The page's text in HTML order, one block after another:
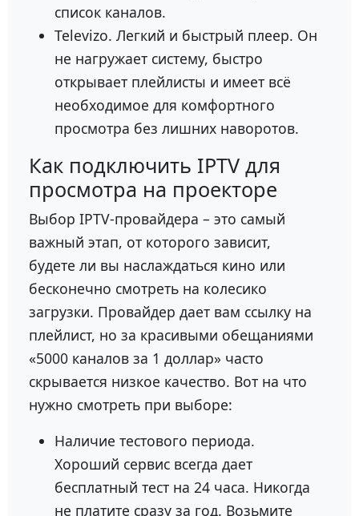
список каналов.
Televizo. Легкий и быстрый плеер. Он
не нагружает систему, быстро
открывает плейлисты и имеет всё
необходимое для комфортного
просмотра без лишних наворотов.
Как подключить IPTV для
просмотра на проекторе
Выбор IPTV-провайдера – это самый
важный этап, от которого зависит,
будете ли вы наслаждаться кино или
бесконечно смотреть на колесико
загрузки. Провайдер дает вам ссылку на
плейлист, но за красивыми обещаниями
«5000 каналов за 1 доллар» часто
скрывается низкое качество. Вот на что
нужно смотреть при выборе:
Наличие тестового периода.
Хороший сервис всегда дает
бесплатный тест на 24 часа. Никогда
не платите сразу за год. Возьмите